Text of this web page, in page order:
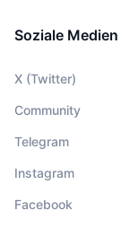
Soziale Medien
X (Twitter)
Community
Telegram
Instagram
Facebook